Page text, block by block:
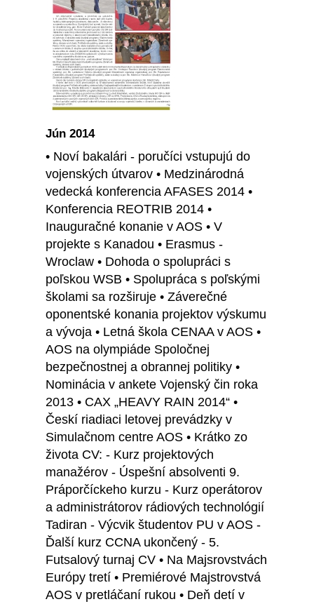
Jún 2014
• Noví bakalári - poručíci vstupujú do
vojenských útvarov • Medzinárodná
vedecká konferencia AFASES 2014 •
Konferencia REOTRIB 2014 •
Inauguračné konanie v AOS • V
projekte s Kanadou • Erasmus -
Wroclaw • Dohoda o spolupráci s
poľskou WSB • Spolupráca s poľskými
školami sa rozširuje • Záverečné
oponentské konania projektov výskumu
a vývoja • Letná škola CENAA v AOS •
AOS na olympiáde Spoločnej
bezpečnostnej a obrannej politiky •
Nominácia v ankete Vojenský čin roka
2013 • CAX „HEAVY RAIN 2014“ •
Českí riadiaci letovej prevádzky v
Simulačnom centre AOS • Krátko zo
života CV: - Kurz projektových
manažérov - Úspešní absolventi 9.
Práporčíckeho kurzu - Kurz operátorov
a administrátorov rádiových technológií
Tadiran - Výcvik študentov PU v AOS -
Ďalší kurz CCNA ukončený - 5.
Futsalový turnaj CV • Na Majsrovstvách
Európy tretí • Premiérové Majstrovstvá
AOS v pretláčaní rukou • Deň detí v